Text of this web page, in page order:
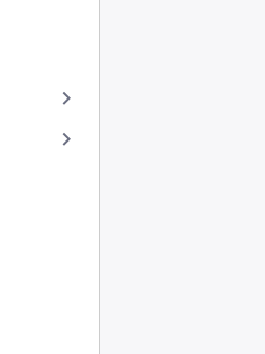
keyboard_arrow_right
keyboard_arrow_right